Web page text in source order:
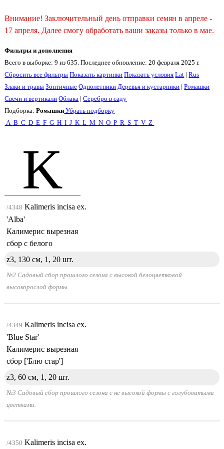
Внимание! Заключительный день отправки семян в апреле -
17 апреля. Далее смогу обработать ваши заказы только в мае.
Фильтры и дополнения
Всего в выборке: 9 из 635. Последнее обновление: 20 февраля 2025 г.
Сбросить все фильтры Показать картинки Показать условия Lat |Rus
Злаки и травы Зонтичные Однолетники Деревья и кустарники |Ромашки
Свечи и вертикали Облака |Серебро в саду
Подборка:Ромашки Убрать подборку
A B C D E F G H I J K L M N O P R S T V Z
K
/4348 Kalimeris incisa ex.
'Alba'
Калимерис вырезная
сбор с белого
z3, 130 см, 1, 20 шт.
№2 Садовый сбор прошлого сезона с высокой белоцветковой
высокорослой формы.
/4349 Kalimeris incisa ex.
'Blue Star'
Калимерис вырезная
сбор ['Блю стар']
z3, 60 см, 1, 20 шт.
№3 Садовый сбор прошлого сезона с не высокой формы с голубоватыми
цветками.
/4350 Kalimeris incisa ex.